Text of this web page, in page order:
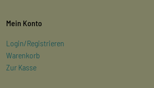
Mein Konto
Login/Registrieren
Warenkorb
Zur Kasse